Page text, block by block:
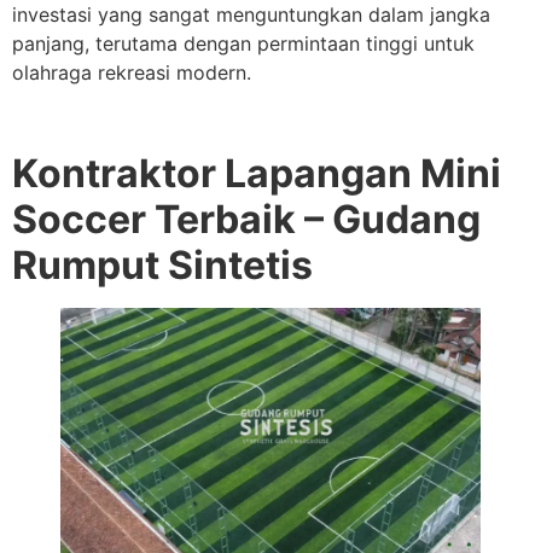
investasi yang sangat menguntungkan dalam jangka
panjang, terutama dengan permintaan tinggi untuk
olahraga rekreasi modern.
Kontraktor Lapangan Mini
Soccer Terbaik – Gudang
Rumput Sintetis